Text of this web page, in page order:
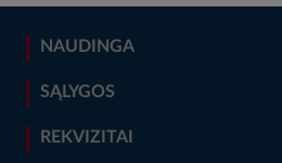
NAUDINGA
SĄLYGOS
REKVIZITAI